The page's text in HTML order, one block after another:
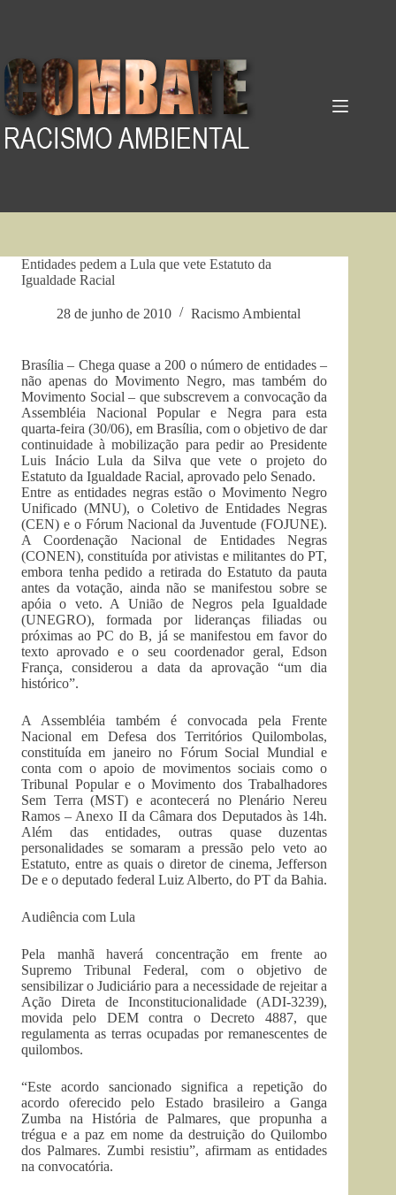
Entidades pedem a Lula que vete Estatuto da
Igualdade Racial
28 de junho de 2010 Racismo Ambiental
Brasília – Chega quase a 200 o número de entidades –
não apenas do Movimento Negro, mas também do
Movimento Social – que subscrevem a convocação da
Assembléia Nacional Popular e Negra para esta
quarta-feira (30/06), em Brasília, com o objetivo de dar
continuidade à mobilização para pedir ao Presidente
Luis Inácio Lula da Silva que vete o projeto do
Estatuto da Igualdade Racial, aprovado pelo Senado.
Entre as entidades negras estão o Movimento Negro
Unificado (MNU), o Coletivo de Entidades Negras
(CEN) e o Fórum Nacional da Juventude (FOJUNE).
A Coordenação Nacional de Entidades Negras
(CONEN), constituída por ativistas e militantes do PT,
embora tenha pedido a retirada do Estatuto da pauta
antes da votação, ainda não se manifestou sobre se
apóia o veto. A União de Negros pela Igualdade
(UNEGRO), formada por lideranças filiadas ou
próximas ao PC do B, já se manifestou em favor do
texto aprovado e o seu coordenador geral, Edson
França, considerou a data da aprovação “um dia
histórico”.
A Assembléia também é convocada pela Frente
Nacional em Defesa dos Territórios Quilombolas,
constituída em janeiro no Fórum Social Mundial e
conta com o apoio de movimentos sociais como o
Tribunal Popular e o Movimento dos Trabalhadores
Sem Terra (MST) e acontecerá no Plenário Nereu
Ramos – Anexo II da Câmara dos Deputados às 14h.
Além das entidades, outras quase duzentas
personalidades se somaram a pressão pelo veto ao
Estatuto, entre as quais o diretor de cinema, Jefferson
De e o deputado federal Luiz Alberto, do PT da Bahia.
Audiência com Lula
Pela manhã haverá concentração em frente ao
Supremo Tribunal Federal, com o objetivo de
sensibilizar o Judiciário para a necessidade de rejeitar a
Ação Direta de Inconstitucionalidade (ADI-3239),
movida pelo DEM contra o Decreto 4887, que
regulamenta as terras ocupadas por remanescentes de
quilombos.
“Este acordo sancionado significa a repetição do
acordo oferecido pelo Estado brasileiro a Ganga
Zumba na História de Palmares, que propunha a
trégua e a paz em nome da destruição do Quilombo
dos Palmares. Zumbi resistiu”, afirmam as entidades
na convocatória.